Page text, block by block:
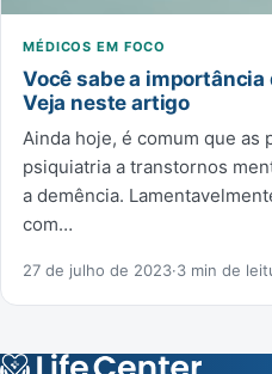
MÉDICOS EM FOCO
Você sabe a
Veja neste artigo
Ainda hoje, é comum que as
psiquiatria a transtornos
a demência.
com…
27 de julho de 2023·3 min de